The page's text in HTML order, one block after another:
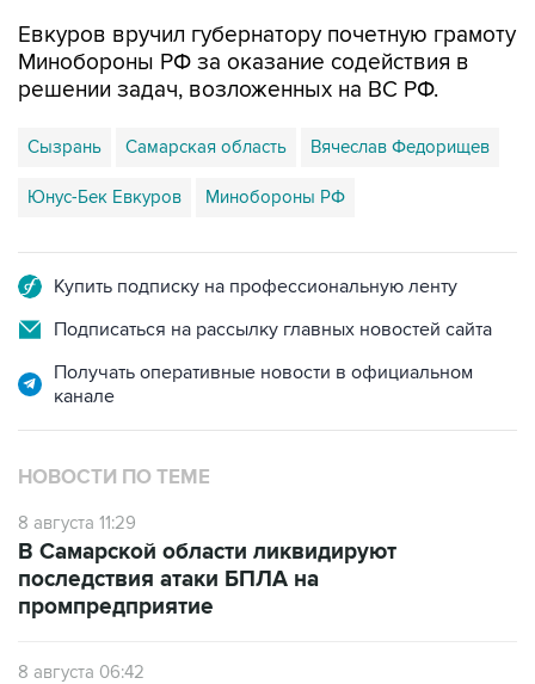
Евкуров вручил губернатору почетную грамоту
Минобороны РФ за оказание содействия в
решении задач, возложенных на ВС РФ.
Сызрань Самарская область Вячеслав Федорищев
Юнус-Бек Евкуров Минобороны РФ
Купить подписку на профессиональную ленту
Подписаться на рассылку главных новостей сайта
Получать оперативные новости в официальном
канале
НОВОСТИ ПО ТЕМЕ
8 августа 11:29
В Самарской области ликвидируют
последствия атаки БПЛА на
промпредприятие
8 августа 06:42